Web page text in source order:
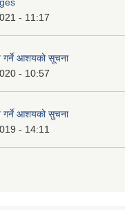
- 11:17
गर्ने आशयको सूचना
- 10:57
गर्ने आशयको सुचना
- 14:11